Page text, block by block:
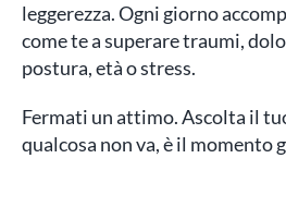
leggerezza. Ogni giorno
come te a superare traumi,
postura, età o stress.
Fermati un attimo. Ascolta il
qualcosa non va, è il momento